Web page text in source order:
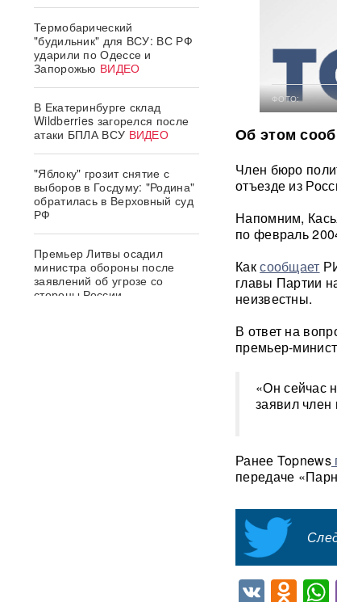
Термобарический
"будильник" для ВСУ: ВС РФ
ударили по Одессе и
Запорожью ВИДЕО
В Екатеринбурге склад
Wildberries загорелся после
атаки БПЛА ВСУ ВИДЕО
"Яблоку" грозит снятие с
выборов в Госдуму: "Родина"
обратилась в Верховный суд
РФ
Премьер Литвы осадил
министра обороны после
заявлений об угрозе со
стороны России
ФОТО:
Об этом
Член бюро
отъезде из
Напомним,
по февраль
Каксообщает
главы Партии
неизвестны.
В ответ на
премьер-
«Он сейчас
заявил член
Ранее Topnews
передаче
VK